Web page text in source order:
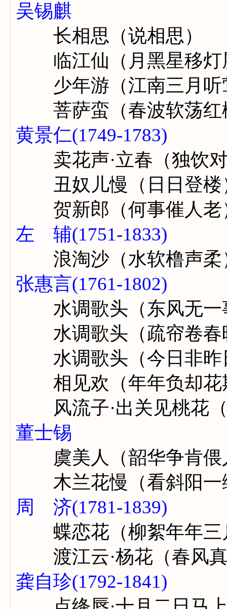
吴锡麒
长相思（说相思）
临江仙（月黑星移灯
少年游（江南三月听
菩萨蛮（春波软荡红
黄景仁(1749-1783)
卖花声·立春（独饮
丑奴儿慢（日日登楼
贺新郎（何事催人老
左 辅(1751-1833)
浪淘沙（水软橹声柔
张惠言(1761-1802)
水调歌头（东风无一
水调歌头（疏帘卷春
水调歌头（今日非昨
相见欢（年年负却花
风流子·出关见桃花（
董士锡
虞美人（韶华争肯偎
木兰花慢（看斜阳一
周 济(1781-1839)
蝶恋花（柳絮年年三
渡江云·杨花（春风
龚自珍(1792-1841)